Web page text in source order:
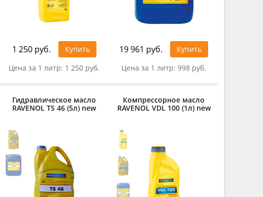
1 250 руб.
Купить
Цена за 1 литр: 1 250 руб.
19 961 руб.
Купить
Цена за 1 литр:998 руб.
Гидравлическое масло
RAVENOL ТS 46 (5л) new
Компрессорное масло
RAVENOL VDL 100 (1л) new